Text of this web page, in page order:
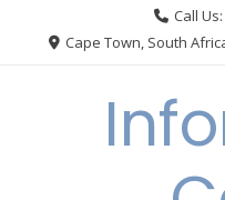
Call
Cape Town, South